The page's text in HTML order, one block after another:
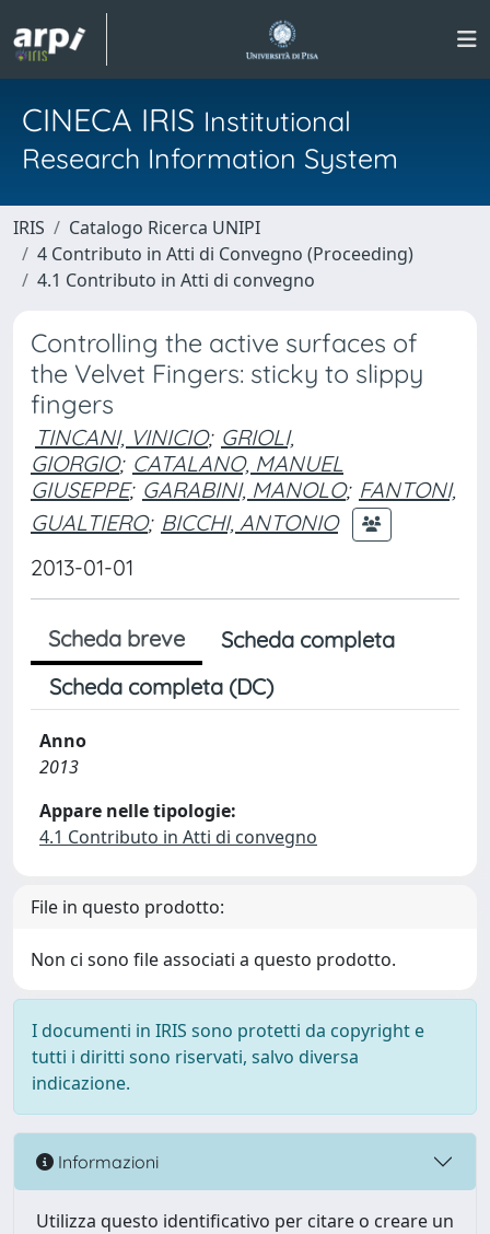
CINECA IRIS Institutional
Research Information System
IRIS
Catalogo Ricerca UNIPI
4 Contributo in Atti di Convegno (Proceeding)
4.1 Contributo in Atti di convegno
Controlling the active surfaces of
the Velvet Fingers: sticky to slippy
fingers
TINCANI, VINICIO; GRIOLI,
GIORGIO; CATALANO, MANUEL
GIUSEPPE; GARABINI, MANOLO; FANTONI,
GUALTIERO; BICCHI, ANTONIO
2013-01-01
Scheda breve
Scheda completa
Scheda completa (DC)
Anno
2013
Appare nelle tipologie:
4.1 Contributo in Atti di convegno
File in questo prodotto:
Non ci sono file associati a questo prodotto.
I documenti in IRIS sono protetti da copyright e
tutti i diritti sono riservati, salvo diversa
indicazione.
Informazioni
Utilizza questo identificativo per citare o creare un